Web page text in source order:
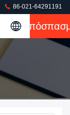
86-021-64291191